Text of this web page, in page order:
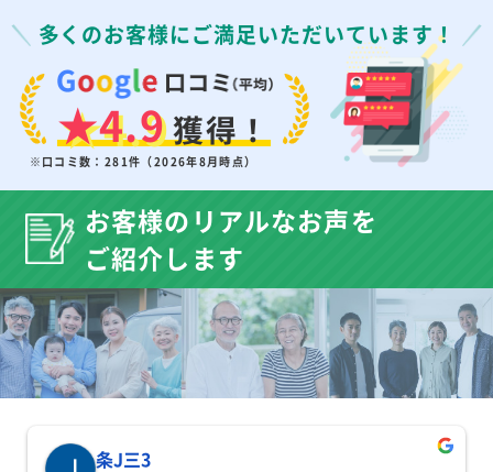
多くのお客様にご満足いただいています！
★4.9獲得！
※口コミ数：281件（2026年8月時点）
お客様のリアルなお声を
ご紹介します
条J三3